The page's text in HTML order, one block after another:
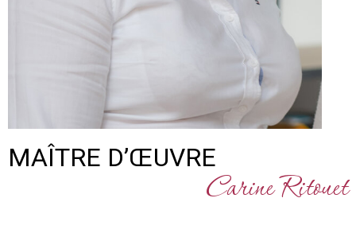
MAÎTRE D’ŒUVRE
Carine Ritouet